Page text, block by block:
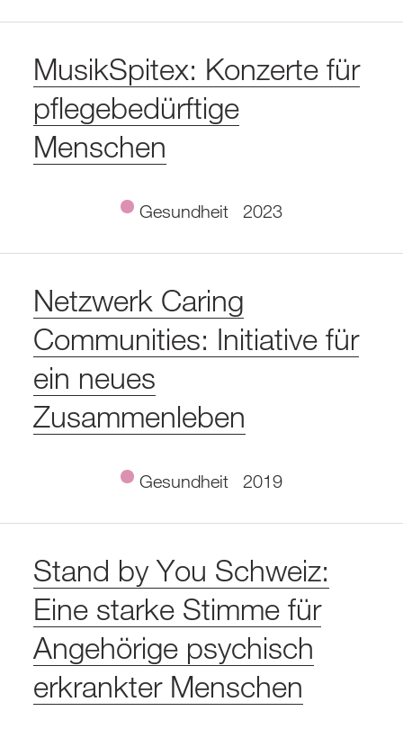
MusikSpitex: Konzerte für
pflegebedürftige
Menschen
Gesundheit 2023
Netzwerk Caring
Communities: Initiative für
ein neues
Zusammenleben
Gesundheit 2019
Stand by You Schweiz:
Eine starke Stimme für
Angehörige psychisch
erkrankter Menschen